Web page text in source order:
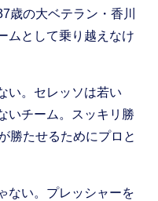
の大ベテラン・香川
ムとして乗り越えなけ
い。セレッソは若い
いチーム。スッキリ勝
勝たせるためにプロと
ない。プレッシャーを